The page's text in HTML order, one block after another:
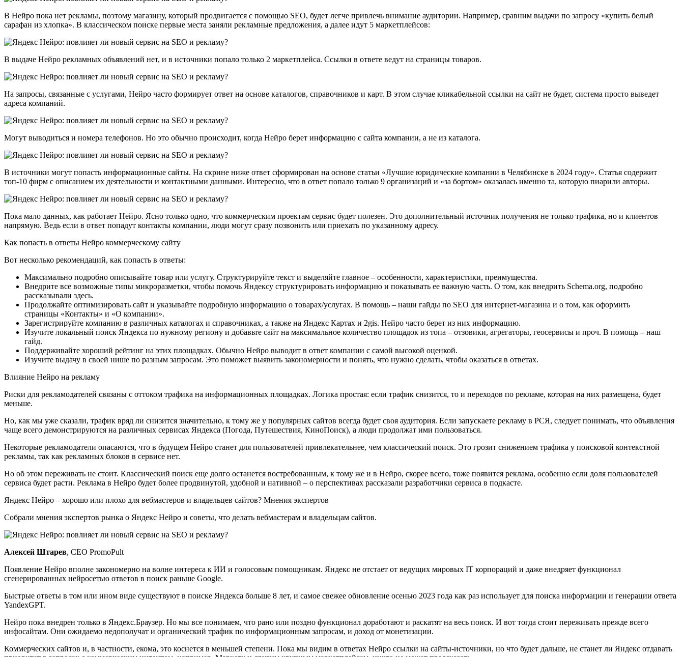
В Нейро пока нет рекламы, поэтому магазину, который продвигается с помощью SEO, будет легче привлечь внимание аудитории. Например, сравним выдачи по запросу «купить белый
сарафан из хлопка». В классическом поиске первые места заняли рекламные предложения, а далее идут 5 маркетплейсов:
В выдаче Нейро рекламных объявлений нет, и в источники попало только 2 маркетплейса. Ссылки в ответе ведут на страницы товаров.
На запросы, связанные с услугами, Нейро часто формирует ответ на основе каталогов, справочников и карт. В этом случае кликабельной ссылки на сайт не будет, система просто выведет
адреса компаний.
Могут выводиться и номера телефонов. Но это обычно происходит, когда Нейро берет информацию с сайта компании, а не из каталога.
В источники могут попасть информационные сайты. На скрине ниже ответ сформирован на основе статьи «Лучшие юридические компании в Челябинске в 2024 году». Статья содержит
топ-10 фирм с описанием их деятельности и контактными данными. Интересно, что в ответ попало только 9 организаций и «за бортом» оказалась именно та, которую пиарили авторы.
Пока мало данных, как работает Нейро. Ясно только одно, что коммерческим проектам сервис будет полезен. Это дополнительный источник получения не только трафика, но и клиентов
напрямую. Ведь если в ответ попадут контакты компании, люди могут сразу позвонить или приехать по указанному адресу.
Как попасть в ответы Нейро коммерческому сайту
Вот несколько рекомендаций, как попасть в ответы:
Максимально подробно описывайте товар или услугу. Структурируйте текст и выделяйте главное – особенности, характеристики, преимущества.
Внедрите все возможные типы микроразметки, чтобы помочь Яндексу структурировать информацию и показывать ее важную часть. О том, как внедрить Schema.org, подробно
рассказывали здесь.
Продолжайте оптимизировать сайт и указывайте подробную информацию о товарах/услугах. В помощь – наши гайды по SEO для интернет-магазина и о том, как оформить
страницы «Контакты» и «О компании».
Зарегистрируйте компанию в различных каталогах и справочниках, а также на Яндекс Картах и 2gis. Нейро часто берет из них информацию.
Изучите локальный поиск Яндекса по нужному региону и добавьте сайт на максимальное количество площадок из топа – отзовики, агрегаторы, геосервисы и проч. В помощь – наш
гайд.
Поддерживайте хороший рейтинг на этих площадках. Обычно Нейро выводит в ответ компании с самой высокой оценкой.
Изучите выдачу в своей нише по разным запросам. Это поможет выявить закономерности и понять, что нужно сделать, чтобы оказаться в ответах.
Влияние Нейро на рекламу
Риски для рекламодателей связаны с оттоком трафика на информационных площадках. Логика простая: если трафик снизится, то и переходов по рекламе, которая на них размещена, будет
меньше.
Но, как мы уже сказали, трафик вряд ли снизится значительно, к тому же у популярных сайтов всегда будет своя аудитория. Если запускаете рекламу в РСЯ, следует понимать, что объявления
чаще всего демонстрируются на различных сервисах Яндекса (Погода, Путешествия, КиноПоиск), а люди продолжат ими пользоваться.
Некоторые рекламодатели опасаются, что в будущем Нейро станет для пользователей привлекательнее, чем классический поиск. Это грозит снижением трафика у поисковой контекстной
рекламы, так как рекламных блоков в сервисе нет.
Но об этом переживать не стоит. Классический поиск еще долго останется востребованным, к тому же и в Нейро, скорее всего, тоже появится реклама, особенно если доля пользователей
сервиса будет расти. Реклама в Нейро будет более продвинутой, удобной и нативной – о перспективах рассказали разработчики сервиса в подкасте.
Яндекс Нейро – хорошо или плохо для вебмастеров и владельцев сайтов? Мнения экспертов
Собрали мнения экспертов рынка о Яндекс Нейро и советы, что делать вебмастерам и владельцам сайтов.
Алексей Штарев, CEO PromoPult
Появление Нейро вполне закономерно на волне интереса к ИИ и голосовым помощникам. Яндекс не отстает от ведущих мировых IT корпораций и даже внедряет функционал
сгенерированных нейросетью ответов в поиск раньше Google.
Быстрые ответы в том или ином виде существуют в поиске Яндекса больше 8 лет, и самое свежее обновление осенью 2023 года как раз использует для поиска информации и генерации ответа
YandexGPT.
Нейро пока внедрен только в Яндекс.Браузер. Но мы все понимаем, что рано или поздно функционал доработают и раскатят на весь поиск. И вот тогда стоит переживать прежде всего
инфосайтам. Они ожидаемо недополучат и органический трафик по информационным запросам, и доход от монетизации.
Коммерческих сайтов и, в частности, екома, это коснется в меньшей степени. Пока мы видим в ответах Нейро ссылки на сайты-источники, но что будет дальше, не станет ли Яндекс отдавать